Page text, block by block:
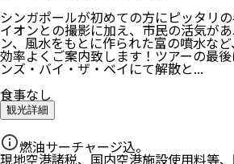
シンガポールが初めての方にピッタリ
イオンとの撮影に加え、市民の活気が
ン、風水をもとに作られた富の噴水な
効率よくご案内致します！ツアーの最
ンズ・バイ・ザ・ベイにて解散と...
食事なし
観光詳細
燃油サーチャージ込。
現地空港諸税、国内空港施設使用料等